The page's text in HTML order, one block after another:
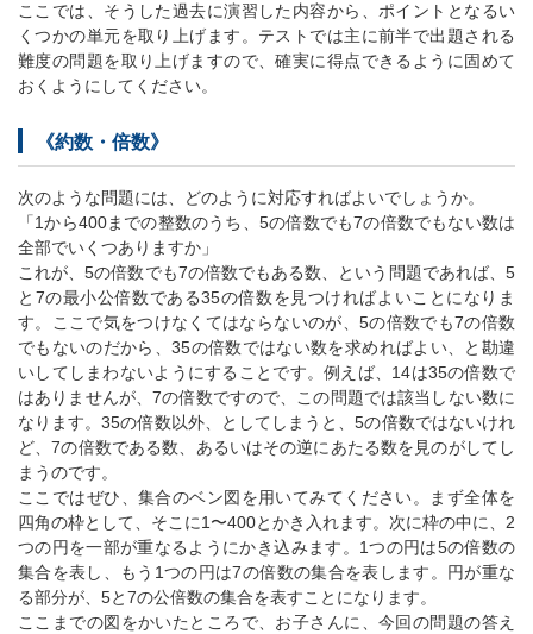
ここでは、そうした過去に演習した内容から、ポイントとなるい
くつかの単元を取り上げます。テストでは主に前半で出題される
難度の問題を取り上げますので、確実に得点できるように固めて
おくようにしてください。
《約数・倍数》
次のような問題には、どのように対応すればよいでしょうか。
「1から400までの整数のうち、5の倍数でも7の倍数でもない数は
全部でいくつありますか」
これが、5の倍数でも7の倍数でもある数、という問題であれば、5
と7の最小公倍数である35の倍数を見つければよいことになりま
す。ここで気をつけなくてはならないのが、5の倍数でも7の倍数
でもないのだから、35の倍数ではない数を求めればよい、と勘違
いしてしまわないようにすることです。例えば、14は35の倍数で
はありませんが、7の倍数ですので、この問題では該当しない数に
なります。35の倍数以外、としてしまうと、5の倍数ではないけれ
ど、7の倍数である数、あるいはその逆にあたる数を見のがしてし
まうのです。
ここではぜひ、集合のベン図を用いてみてください。まず全体を
四角の枠として、そこに1〜400とかき入れます。次に枠の中に、2
つの円を一部が重なるようにかき込みます。1つの円は5の倍数の
集合を表し、もう1つの円は7の倍数の集合を表します。円が重な
る部分が、5と7の公倍数の集合を表すことになります。
ここまでの図をかいたところで、お子さんに、今回の問題の答え